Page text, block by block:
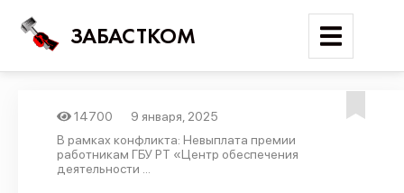
ЗАБАСТКОМ
Войти
14700
9 января, 2025
В рамках конфликта: Невыплата премии
работникам ГБУ РТ «Центр обеспечения
деятельности ...